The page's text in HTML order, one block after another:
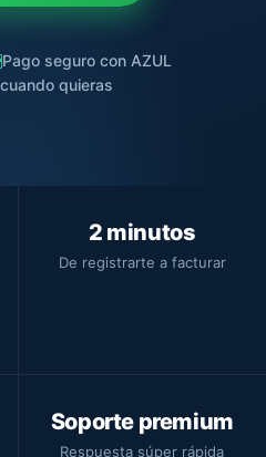
Pago seguro con AZUL
quieras
2 minutos
De registrarte a facturar
Soporte premium
Respuesta súper rápida